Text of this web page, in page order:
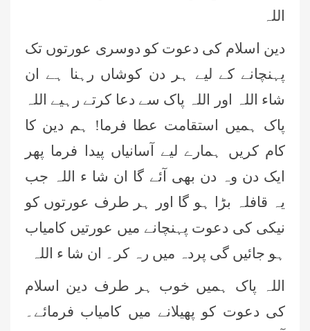
اللہ
دین اسلام کی دعوت کو دوسری عورتوں تک
پہنچانے کے لیے ہر دن کوشاں رہنا ہے ان
شاء اللہ اور اللہ پاک سے دعا کرتے رہیے اللہ
پاک ہمیں استقامت عطا فرما! ہم دین کا
کام کریں ہمارے لیے آسانیاں پیدا فرما پھر
ایک دن وہ دن بھی آئے گا ان شا ء اللہ جب
یہ قافلہ بڑا ہو گا اور ہر طرف عورتوں کو
نیکی کی دعوت پہنچانے میں عورتیں کامیاب
ہو جائیں گی پردہ میں رہ کر۔ ان شا ء اللہ
اللہ پاک ہمیں خوب ہر طرف دین اسلام
کی دعوت کو پھیلانے میں کامیاب فرمائے۔